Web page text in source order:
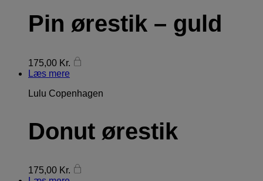
Pin ørestik – guld
175,00 Kr.
Læs mere
Lulu Copenhagen
Donut ørestik
175,00 Kr.